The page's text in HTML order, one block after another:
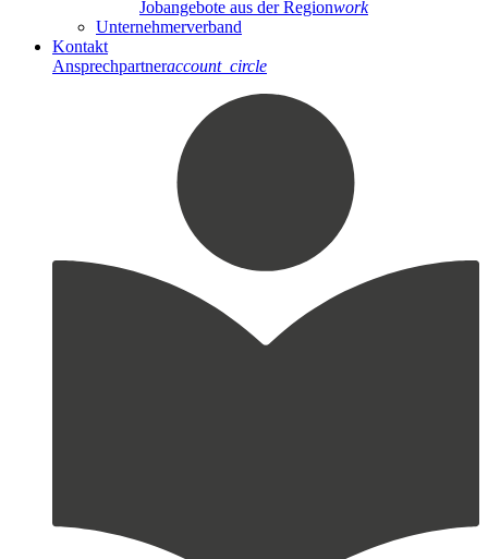
Jobangebote aus der Regionwork
Unternehmerverband
Kontakt
Ansprechpartneraccount_circle